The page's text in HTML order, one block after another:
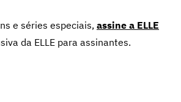
e séries especiais, assine a ELLE
da ELLE para assinantes.